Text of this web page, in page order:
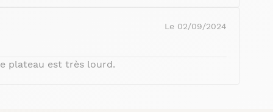
Le 02/09/2024
plateau est très lourd.